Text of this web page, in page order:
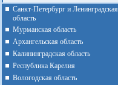
Санкт-Петербург и Ленинградская
область
Мурманская область
Архангельская область
Калининградская область
Республика Карелия
Вологодская область